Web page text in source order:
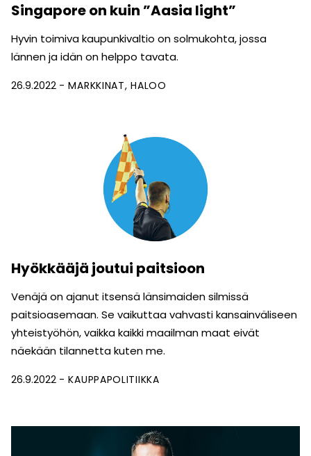
Singapore on kuin ”Aasia light”
Hyvin toimiva kaupunkivaltio on solmukohta, jossa
lännen ja idän on helppo tavata.
26.9.2022 MARKKINAT HALOO
Hyökkääjä joutui paitsioon
Venäjä on ajanut itsensä länsimaiden silmissä
paitsioasemaan. Se vaikuttaa vahvasti kansainväliseen
yhteistyöhön, vaikka kaikki maailman maat eivät
näekään tilannetta kuten me.
26.9.2022 KAUPPAPOLITIIKKA